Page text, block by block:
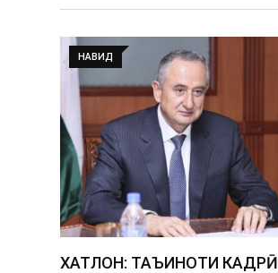
НАВИД
ХАТЛОН: ТАЪИНОТИ КАДРӢ